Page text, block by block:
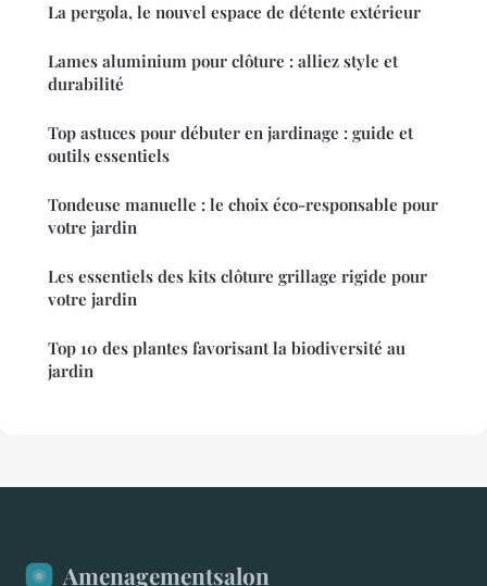
La pergola, le nouvel espace de détente extérieur
Lames aluminium pour clôture : alliez style et
durabilité
Top astuces pour débuter en jardinage : guide et
outils essentiels
Tondeuse manuelle : le choix éco-responsable pour
votre jardin
Les essentiels des kits clôture grillage rigide pour
votre jardin
Top 10 des plantes favorisant la biodiversité au
jardin
Amenagementsalon